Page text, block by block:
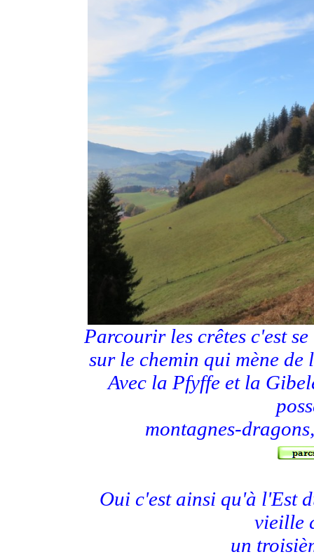
Parcourir les crêtes c'est
sur le chemin qui mène
Avec la Pfyffe et la
montagnes-
Oui c'est ainsi qu'à l'Est
vieille
un